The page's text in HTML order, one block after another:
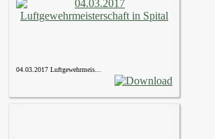
04.03.2017 Luftgewehrmeis...